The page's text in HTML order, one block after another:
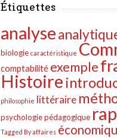
Étiquettes
analyse
biologie caractéristique
comptabilité exemple
Histoire
philosophie littéraire
psychologie pédagogique
Tagged By affaires